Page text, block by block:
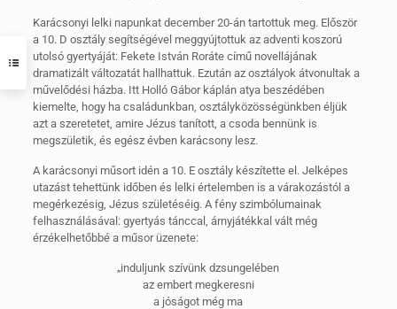
Karácsonyi lelki napunkat december 20-án tartottuk meg. Először
a 10. D osztály segítségével meggyújtottuk az adventi koszorú
utolsó gyertyáját: Fekete István Roráte című novellájának
dramatizált változatát hallhattuk. Ezután az osztályok átvonultak a
művelődési házba. Itt Holló Gábor káplán atya beszédében
kiemelte, hogy ha családunkban, osztályközösségünkben éljük
azt a szeretetet, amire Jézus tanított, a csoda bennünk is
megszületik, és egész évben karácsony lesz.
A karácsonyi műsort idén a 10. E osztály készítette el. Jelképes
utazást tehettünk időben és lelki értelemben is a várakozástól a
megérkezésig, Jézus születéséig. A fény szimbólumainak
felhasználásával: gyertyás tánccal, árnyjátékkal vált még
érzékelhetőbbé a műsor üzenete:
„induljunk szívünk dzsungelében
az embert megkeresni
a jóságot még ma